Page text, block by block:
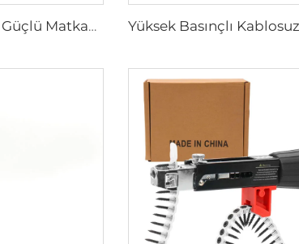
Toptan El Matkabı Kablosuz Güçlü Matkaplar 21V Fırçasız Matkap Kablosuz Vidalar Sürücüler 10MM Metal Ağız ile